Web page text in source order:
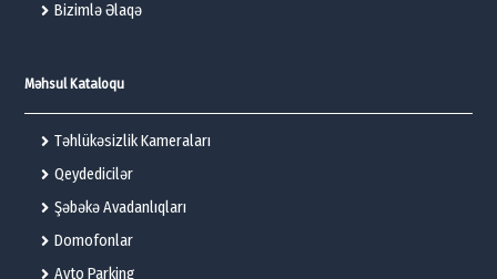
Bizimlə Əlaqə
Məhsul Kataloqu
Təhlükəsizlik Kameraları
Qeydedicilər
Şəbəkə Avadanlıqları
Domofonlar
Avto Parking